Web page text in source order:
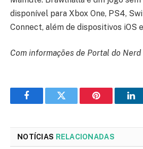
disponível para Xbox One, PS4,
Connect, além de dispositivos iOS
Com informações de Portal do Nerd
FacebookTwitter Pinterest
NOTÍCIAS RELACIONADAS